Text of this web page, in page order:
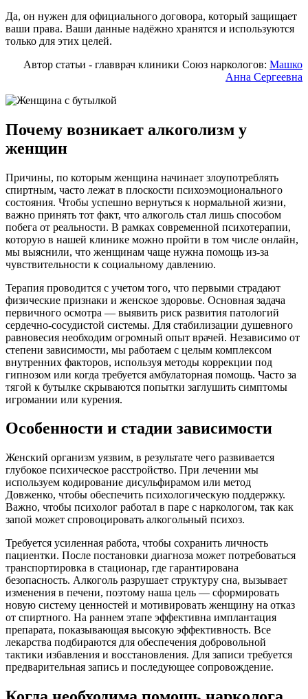
Да, он нужен для официального договора, который защищает
ваши права. Ваши данные надёжно хранятся и используются
только для этих целей.
Автор статьи - главврач клиники Союз наркологов: Машко
Анна Сергеевна
Почему возникает алкоголизм у
женщин
Причины, по которым женщина начинает злоупотреблять
спиртным, часто лежат в плоскости психоэмоционального
состояния. Чтобы успешно вернуться к нормальной жизни,
важно принять тот факт, что алкоголь стал лишь способом
побега от реальности. В рамках современной психотерапии,
которую в нашей клинике можно пройти в том числе онлайн,
мы выяснили, что женщинам чаще нужна помощь из-за
чувствительности к социальному давлению.
Терапия проводится с учетом того, что первыми страдают
физические признаки и женское здоровье. Основная задача
первичного осмотра — выявить риск развития патологий
сердечно-сосудистой системы. Для стабилизации душевного
равновесия необходим огромный опыт врачей. Независимо от
степени зависимости, мы работаем с целым комплексом
внутренних факторов, используя методы коррекции под
гипнозом или когда требуется амбулаторная помощь. Часто за
тягой к бутылке скрываются попытки заглушить симптомы
игромании или курения.
Особенности и стадии зависимости
Женский организм уязвим, в результате чего развивается
глубокое психическое расстройство. При лечении мы
используем кодирование дисульфирамом или метод
Довженко, чтобы обеспечить психологическую поддержку.
Важно, чтобы психолог работал в паре с наркологом, так как
запой может спровоцировать алкогольный психоз.
Требуется усиленная работа, чтобы сохранить личность
пациентки. После постановки диагноза может потребоваться
транспортировка в стационар, где гарантирована
безопасность. Алкоголь разрушает структуру сна, вызывает
изменения в печени, поэтому наша цель — сформировать
новую систему ценностей и мотивировать женщину на отказ
от спиртного. На раннем этапе эффективна имплантация
препарата, показывающая высокую эффективность. Все
лекарства подбираются для обеспечения добровольной
тактики избавления и восстановления. Для записи требуется
предварительная запись и последующее сопровождение.